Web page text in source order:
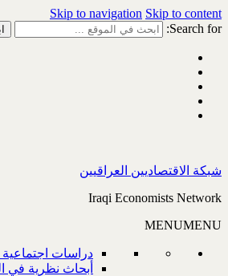
Skip to navigation Skip to content
Search for:
شبكة الاقتصاديين العراقيين
Iraqi Economists Network
MENUMENU
دراسات اجتماعية
أبحاث نظرية في